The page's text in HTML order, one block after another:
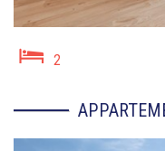
2